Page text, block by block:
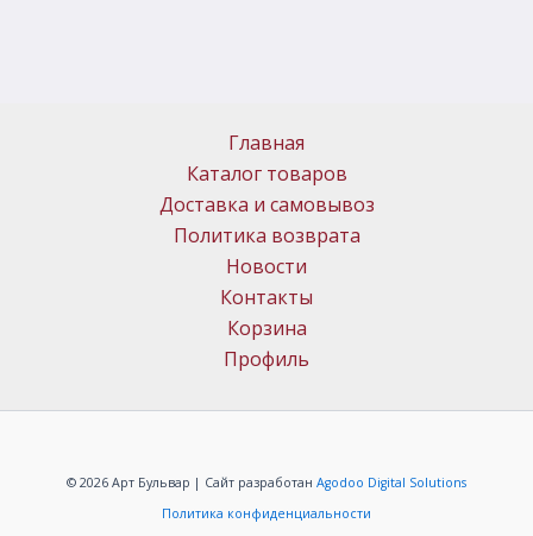
Главная
Каталог товаров
Доставка и самовывоз
Политика возврата
Новости
Контакты
Корзина
Профиль
© 2026 Арт Бульвар | Сайт разработан Agodoo Digital Solutions
Политика конфиденциальности